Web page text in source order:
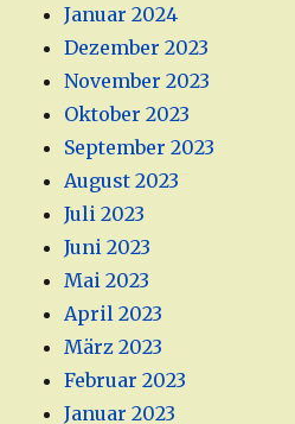
Januar 2024
Dezember 2023
November 2023
Oktober 2023
September 2023
August 2023
Juli 2023
Juni 2023
Mai 2023
April 2023
März 2023
Februar 2023
Januar 2023